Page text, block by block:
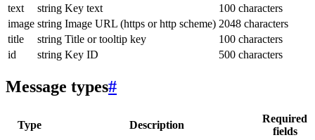
text
string Key text
100 characters
image string Image URL (https or http scheme) 2048 characters
title
string Title or tooltip key
100 characters
id
string Key ID 500 characters
Message types#
Type Description
Required
fields